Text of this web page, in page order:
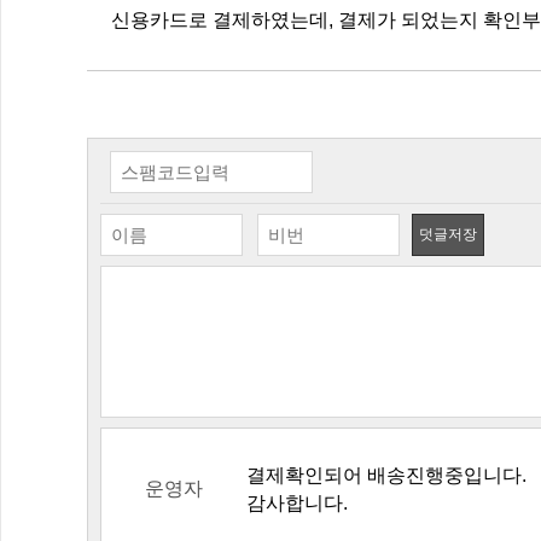
신용카드로 결제하였는데, 결제가 되었는지 확인
덧글저장
운영자
결제확인되어 배송진행중입니다.
감사합니다.